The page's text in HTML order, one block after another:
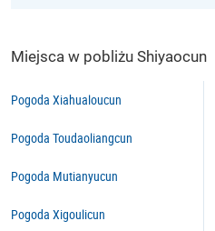
Miejsca w pobliżu Shiyaocun
Pogoda Xiahualoucun
Pogoda Toudaoliangcun
Pogoda Mutianyucun
Pogoda Xigoulicun